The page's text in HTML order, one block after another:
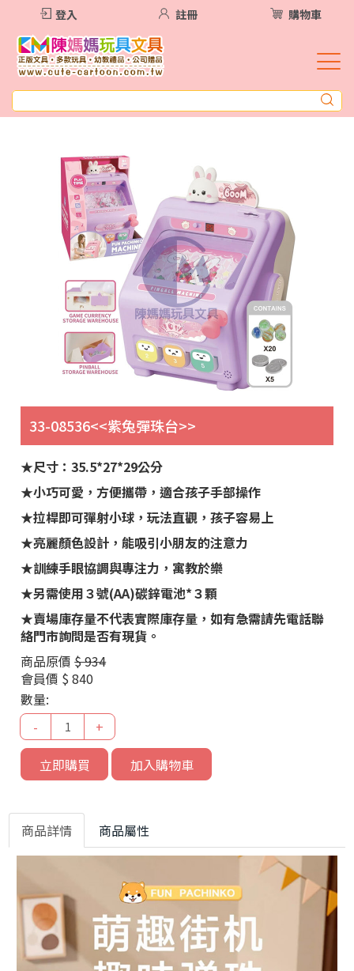
登入 註冊 購物車
33-08536<<紫兔彈珠台>>
★尺寸：35.5*27*29公分
★小巧可愛，方便攜帶，適合孩子手部操作
★拉桿即可彈射小球，玩法直觀，孩子容易上
★亮麗顏色設計，能吸引小朋友的注意力
★訓練手眼協調與專注力，寓教於樂
★另需使用３號(AA)碳鋅電池*３顆
★賣場庫存量不代表實際庫存量，如有急需請先電話聯
絡門市詢問是否有現貨。
商品原價 $ 934
會員價 $ 840
數量:
-
+
立即購買
加入購物車
商品詳情 商品屬性